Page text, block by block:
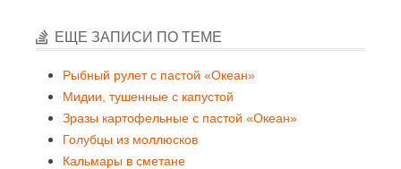
ЕЩЕ ЗАПИСИ ПО ТЕМЕ
Рыбный рулет с пастой «Океан»
Мидии, тушенные с капустой
Зразы картофельные с пастой «Океан»
Голубцы из моллюсков
Кальмары в сметане